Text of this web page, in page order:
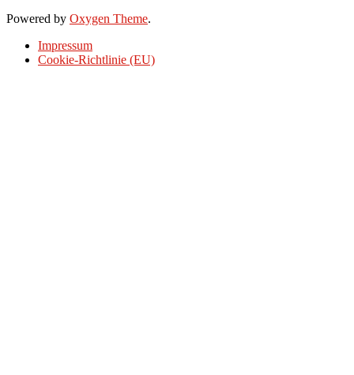
Powered by Oxygen Theme.
Impressum
Cookie-Richtlinie (EU)